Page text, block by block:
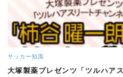
サッカー知識
大塚製薬プレゼンツ「ツルハア